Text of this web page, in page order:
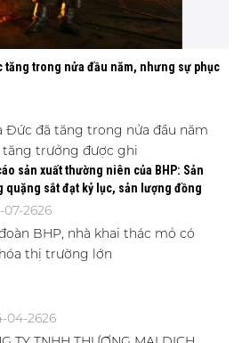
tăng trong nửa đầu năm, nhưng sự phục
Đức đã tăng trong nửa đầu năm
tăng trưởng được ghi
sản xuất thường niên của BHP: Sản
quặng sắt đạt kỷ lục, sản lượng đồng
07-2626
BHP, nhà khai thác mỏ có
thị trường lớn
04-2626